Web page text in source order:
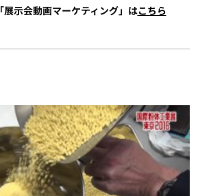
展示会動画マーケティング」はこちら